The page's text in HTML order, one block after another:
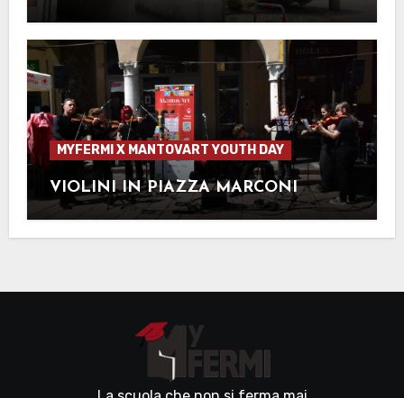
MYFERMI X MANTOVART YOUTH DAY
VIOLINI IN PIAZZA MARCONI